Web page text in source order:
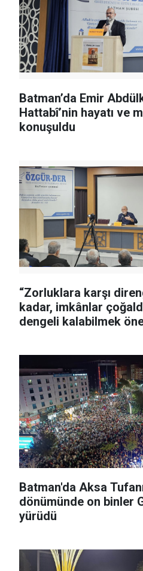
Batman’da Emir
Hattabî’nin hayatı ve
konuşuldu
“Zorluklara karşı
kadar, imkânlar
dengeli kalabilmek
Batman'da Aksa
dönümünde on binler
yürüdü